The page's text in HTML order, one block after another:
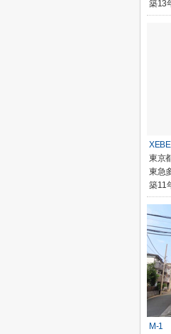
築13
東京
東急
築11
M-1